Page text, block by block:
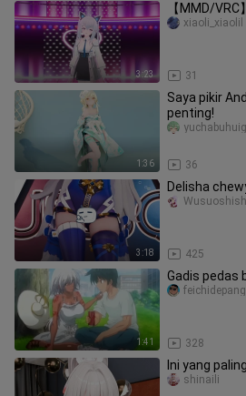
3:23
【MMD/
31
xiaoli_xiaolil
1:36
Saya pikir
penting!
36
3:18
Delisha
425
1:41
Gadis pedas
328
Ini yang
shinaili